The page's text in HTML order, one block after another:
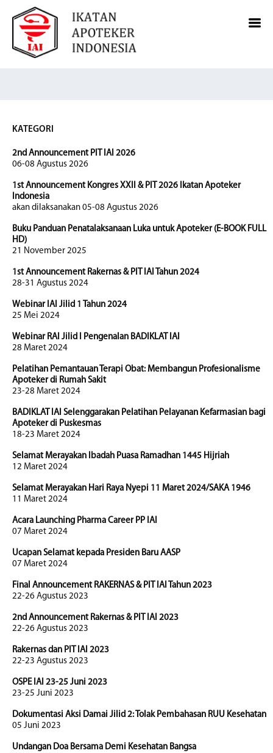
KATEGORI
2nd Announcement PIT IAI 2026
06-08 Agustus 2026
1st Announcement Kongres XXII & PIT 2026 Ikatan Apoteker
Indonesia
akan dilaksanakan 05-08 Agustus 2026
Buku Panduan Penatalaksanaan Luka untuk Apoteker (E-BOOK FULL
HD)
21 November 2025
1st Announcement Rakernas & PIT IAI Tahun 2024
28-31 Agustus 2024
Webinar IAI Jilid 1 Tahun 2024
25 Mei 2024
Webinar RAI Jilid I Pengenalan BADIKLAT IAI
28 Maret 2024
Pelatihan Pemantauan Terapi Obat: Membangun Profesionalisme
Apoteker di Rumah Sakit
23-28 Maret 2024
BADIKLAT IAI Selenggarakan Pelatihan Pelayanan Kefarmasian bagi
Apoteker di Puskesmas
18-23 Maret 2024
Selamat Merayakan Ibadah Puasa Ramadhan 1445 Hijriah
12 Maret 2024
Selamat Merayakan Hari Raya Nyepi 11 Maret 2024/SAKA 1946
11 Maret 2024
Acara Launching Pharma Career PP IAI
07 Maret 2024
Ucapan Selamat kepada Presiden Baru AASP
07 Maret 2024
Final Announcement RAKERNAS & PIT IAI Tahun 2023
22-26 Agustus 2023
2nd Announcement Rakernas & PIT IAI 2023
22-26 Agustus 2023
Rakernas dan PIT IAI 2023
22-23 Agustus 2023
OSPE IAI 23-25 Juni 2023
23-25 Juni 2023
Dokumentasi Aksi Damai Jilid 2: Tolak Pembahasan RUU Kesehatan
05 Juni 2023
Undangan Doa Bersama Demi Kesehatan Bangsa